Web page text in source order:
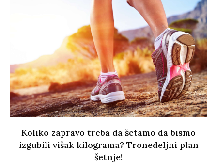
Koliko zapravo treba da šetamo da bismo
izgubili višak kilograma? Tronedeljni plan
šetnje!